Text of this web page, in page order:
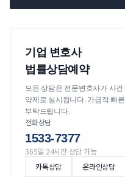
기업 변호사
법률상담예약
모든 상담은 전문변호사가 사
약제로 실시됩니다. 가급적 빠
부탁드립니다.
전화상담
1533-7377
365일 24시간 상담 가능
카톡상담
온라인상담